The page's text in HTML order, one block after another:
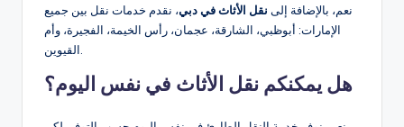
نعم، بالإضافة إلى نقل الأثاث في دبي، نقدم خدمات نقل بين جميع
الإمارات: أبوظبي، الشارقة، عجمان، رأس الخيمة، الفجيرة، وأم
القيوين.
هل يمكنكم نقل الأثاث في نفس اليوم؟